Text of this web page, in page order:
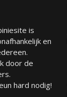
is
en
door de
hard nodig!